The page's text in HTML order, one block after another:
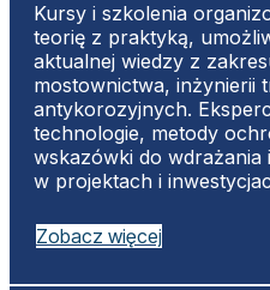
Kursy i szkolenia
teorię z praktyką,
aktualnej wiedzy z
mostownictwa, inżynierii
antykorozyjnych.
technologie, metody
wskazówki do
w projektach i
Zobacz więcej